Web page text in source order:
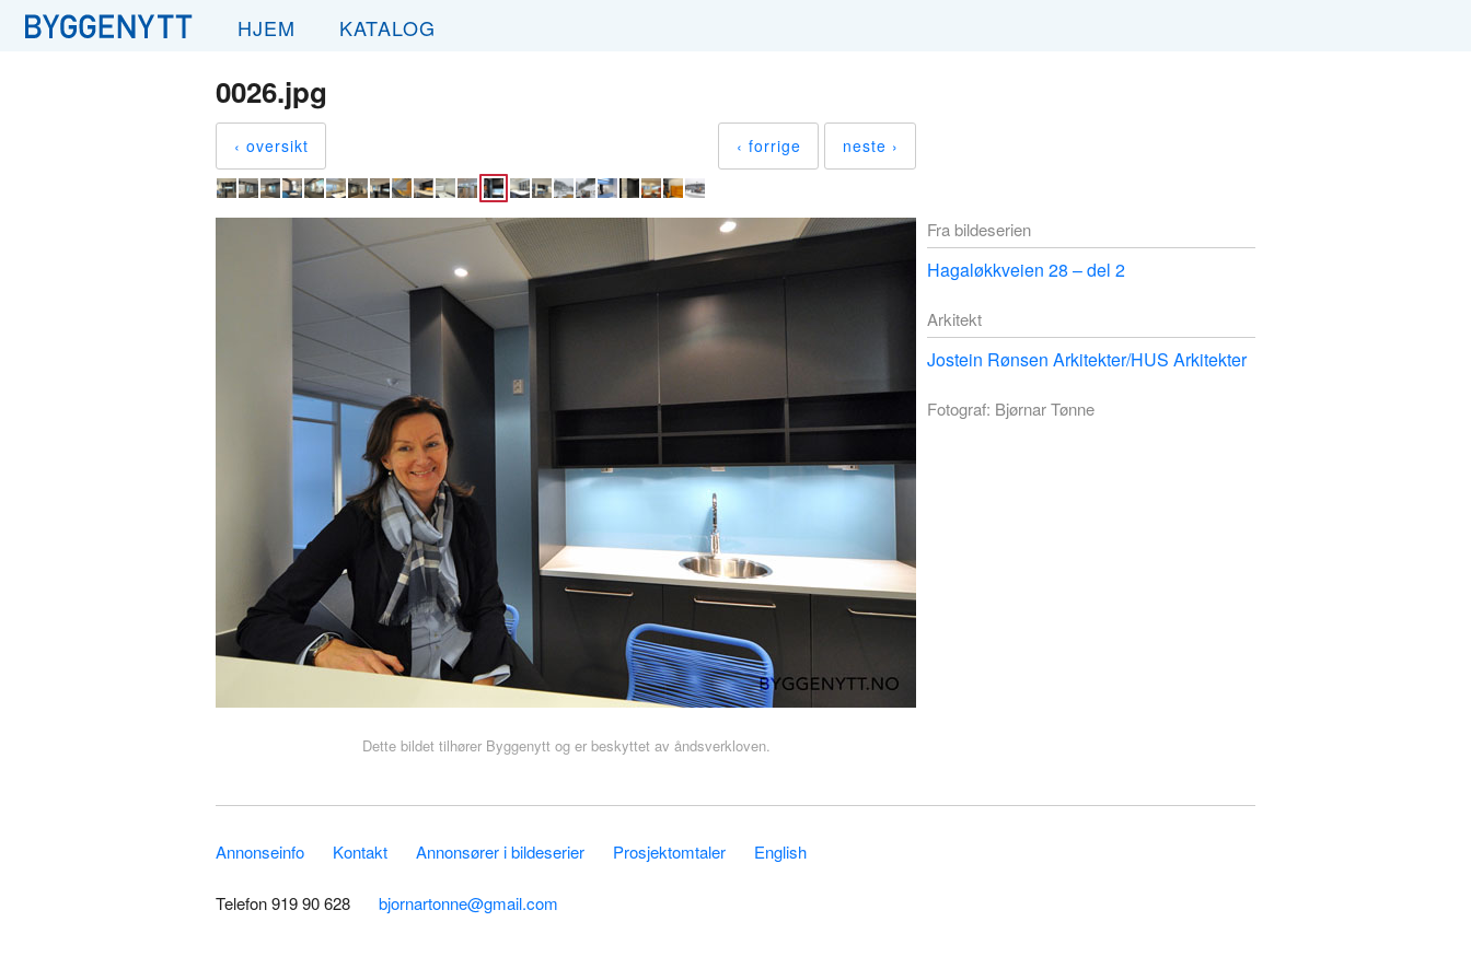
HJEM KATALOG
0026.jpg
‹ oversikt ‹ forrige neste ›
Dette bildet tilhører Byggenytt og er beskyttet av åndsverkloven.
Fra bildeserien
Hagaløkkveien 28 – del 2
Arkitekt
Jostein Rønsen Arkitekter/HUS Arkitekter
Fotograf: Bjørnar Tønne
Annonseinfo Kontakt Annonsører i bildeserier Prosjektomtaler English
Telefon 919 90 628 bjornartonne@gmail.com